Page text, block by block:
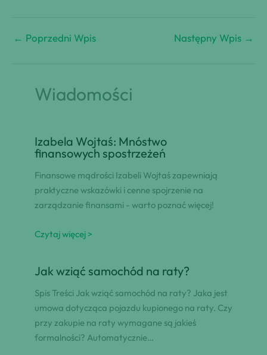
← Poprzedni Wpis Następny Wpis →
Wiadomości
Izabela Wojtaś: Mnóstwo
finansowych spostrzeżeń
Finansowe mądrości Izabeli Wojtaś zapewniają
praktyczne wskazówki i cenne spojrzenie na
zarządzanie finansami - warto poznać więcej!
Czytaj więcej >
Jak wziąć samochód na raty?
Spis Treści Jak wziąć samochód na raty? Jaka jest
umowa dotycząca pojazdu kupionego na raty. Czy
przy zakupie na raty wymagane są jakieś
formalności? Automatycznie…